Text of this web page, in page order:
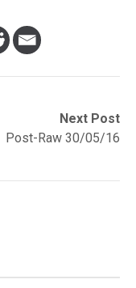
Next Post
Post-Raw 30/05/16